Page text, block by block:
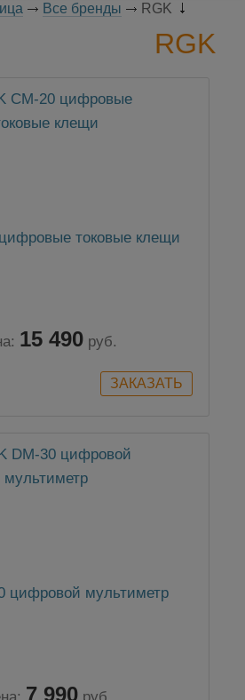
Все бренды RGK
RGK
токовые клещи
15 490 руб.
цифровой мультиметр
7 990